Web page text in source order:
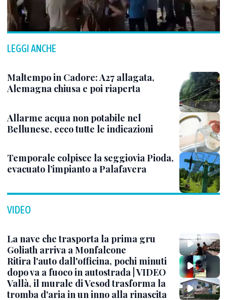
LEGGI ANCHE
Maltempo in Cadore: A27 allagata,
Alemagna chiusa e poi riaperta
Allarme acqua non potabile nel
Bellunese, ecco tutte le indicazioni
Temporale colpisce la seggiovia Pioda,
evacuato l’impianto a Palafavera
VIDEO
La nave che trasporta la prima gru
Goliath arriva a Monfalcone
Ritira l'auto dall'officina, pochi minuti
dopo va a fuoco in autostrada | VIDEO
Vallà, il murale di Vesod trasforma la
tromba d'aria in un inno alla rinascita